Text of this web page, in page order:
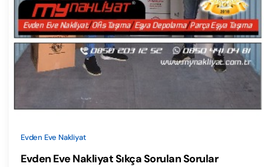
Evden Eve Nakliyat
Evden Eve Nakliyat Sıkça Sorulan Sorular